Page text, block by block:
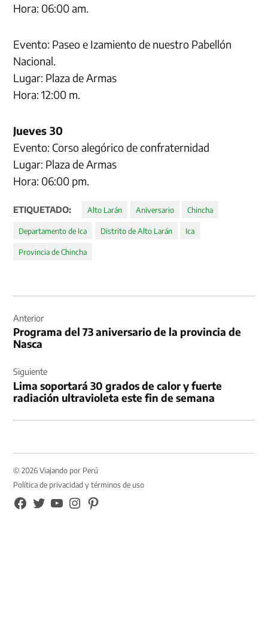
Hora: 06:00 am.
Evento: Paseo e Izamiento de nuestro Pabellón
Nacional.
Lugar: Plaza de Armas
Hora: 12:00 m.
Jueves 30
Evento: Corso alegórico de confraternidad
Lugar: Plaza de Armas
Hora: 06:00 pm.
ETIQUETADO: Alto Larán Aniversario Chincha
Departamento de Ica Distrito de Alto Larán Ica
Provincia de Chincha
de
entradas
Anterior
Programa del 73 aniversario de la provincia de
Nasca
Siguiente
Lima soportará 30 grados de calor y fuerte
radiación ultravioleta este fin de semana
© 2026 Viajando por Perú
Política de privacidad y términos de uso
FB
TW YouTubeInstagramPinterest